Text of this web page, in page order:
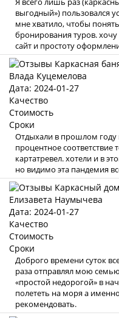
выгодный») пользовался
мне хватило, чтобы
бронирования туров.
сайт и простоту
Влада Куцемелова
Дата: 2024-01-27
Качество
Стоимость
Сроки
Отдыхали в прошлом году
процентное соответствие
картатревел. хотели и в
но видимо эта пандемия
Елизавета Наумычева
Дата: 2024-01-27
Качество
Стоимость
Сроки
Доброго времени суток
раза отправлял мою
«простой недорогой» в
полететь на моря а
рекомендовать.